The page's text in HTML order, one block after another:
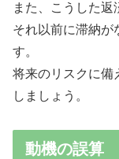
また、こうした返
それ以前に滞納が
す。
将来のリスクに備
しましょう。
動機の誤算